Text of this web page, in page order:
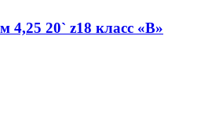
4,25 20` z18 класс «В»